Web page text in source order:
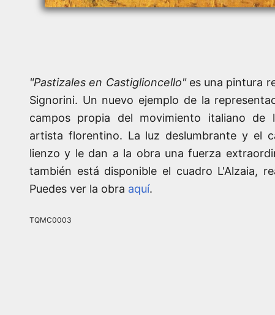
"Pastizales en Castiglioncello"es una pintura
Signorini. Un nuevo ejemplo de la
campos propia del movimiento italiano de
artista florentino. La luz deslumbrante y el
lienzo y le dan a la obra una fuerza
también está disponible el cuadro L'Alzaia,
Puedes ver la obra aquí.
TQMC0003